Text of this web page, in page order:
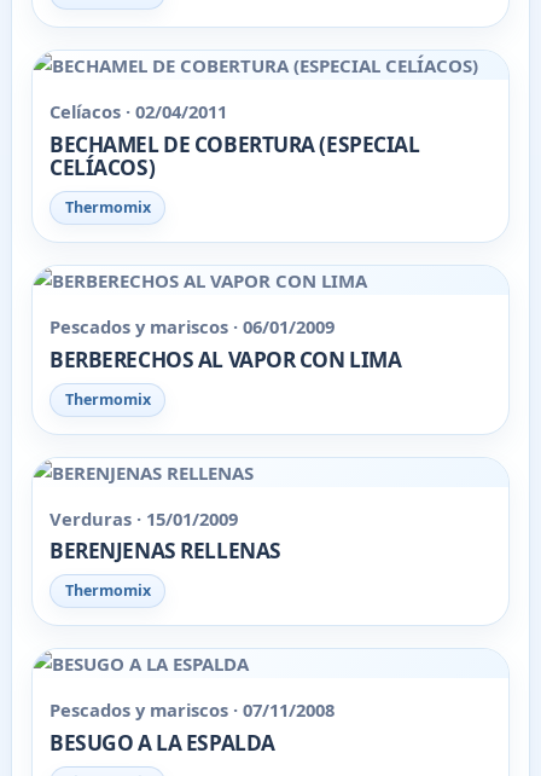
Celíacos · 02/04/2011
BECHAMEL DE COBERTURA (ESPECIAL
CELÍACOS)
Thermomix
Pescados y mariscos · 06/01/2009
BERBERECHOS AL VAPOR CON LIMA
Thermomix
Verduras · 15/01/2009
BERENJENAS RELLENAS
Thermomix
Pescados y mariscos · 07/11/2008
BESUGO A LA ESPALDA